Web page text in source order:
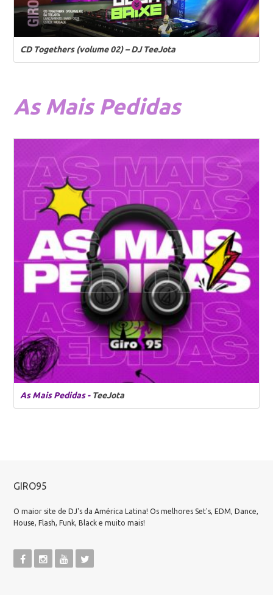
CD Togethers (volume 02) – DJ TeeJota
As Mais Pedidas
As Mais Pedidas - TeeJota
GIRO95
O maior site de DJ's da América Latina! Os melhores Set's, EDM, Dance,
House, Flash, Funk, Black e muito mais!